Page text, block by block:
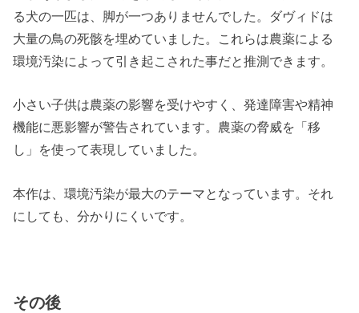
る犬の一匹は、脚が一つありませんでした。ダヴィドは
大量の鳥の死骸を埋めていました。これらは農薬による
環境汚染によって引き起こされた事だと推測できます。
小さい子供は農薬の影響を受けやすく、発達障害や精神
機能に悪影響が警告されています。農薬の脅威を「移
し」を使って表現していました。
本作は、環境汚染が最大のテーマとなっています。それ
にしても、分かりにくいです。
その後